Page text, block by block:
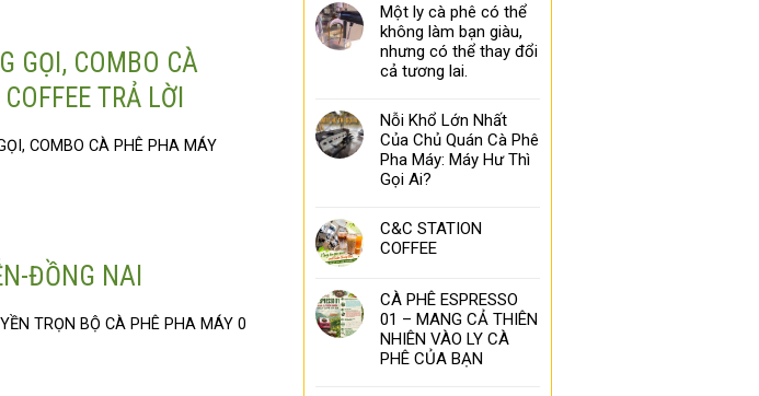
GỌI, COMBO CÀ
TRẢ LỜI
COMBO CÀ PHÊ PHA MÁY
ĐỒNG NAI
TRỌN BỘ CÀ PHÊ PHA MÁY 0
Một ly cà phê có thể
không làm bạn giàu,
nhưng có thể thay đổi
cả tương lai.
Nỗi Khổ Lớn Nhất
Của Chủ Quán Cà Phê
Pha Máy: Máy Hư Thì
Gọi Ai?
C&C STATION
COFFEE
CÀ PHÊ ESPRESSO
01 – MANG CẢ THIÊN
NHIÊN VÀO LY CÀ
PHÊ CỦA BẠN